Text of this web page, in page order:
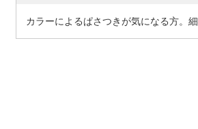
カラーによるぱさつきが気になる方。細